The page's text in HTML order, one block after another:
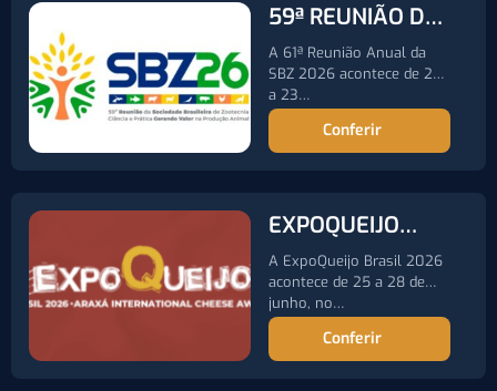
59ª REUNIÃO DA
SOCIEDADE
BRASILEIRA DE
ZOOTECNIA
A 61ª Reunião Anual da
SBZ 2026 acontece de 20
a 23…
Conferir
EXPOQUEIJO
2026
A ExpoQueijo Brasil 2026
acontece de 25 a 28 de
junho, no…
Conferir